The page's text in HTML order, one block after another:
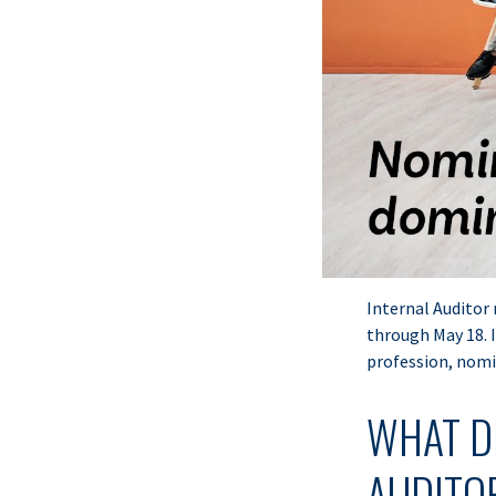
Internal Auditor
through May
profession,
WHAT